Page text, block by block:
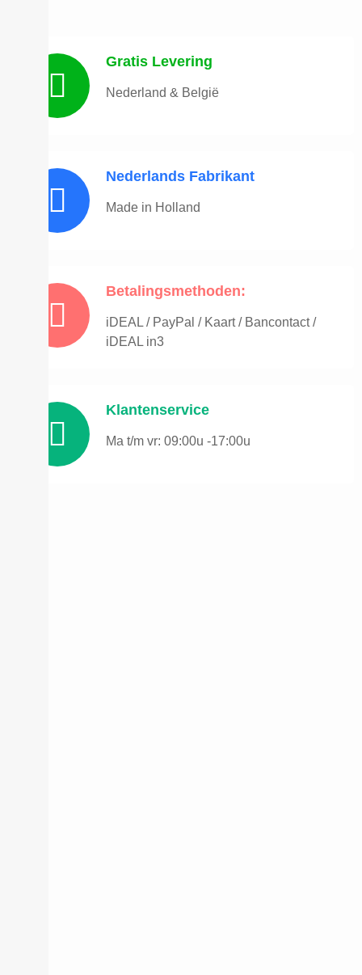
Gratis Levering
Nederland & België
Nederlands Fabrikant
Made in Holland
Betalingsmethoden:
iDEAL / PayPal / Kaart / Bancontact /
iDEAL in3
Klantenservice
Ma t/m vr: 09:00u -17:00u